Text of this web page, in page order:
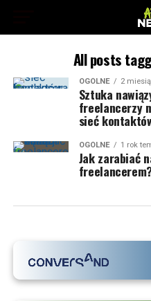
All posts
OGÓLNE 2
Sztuka
freelancerzy
sieć
OGÓLNE 1 rok
Jak zarabiać
freelancerem?